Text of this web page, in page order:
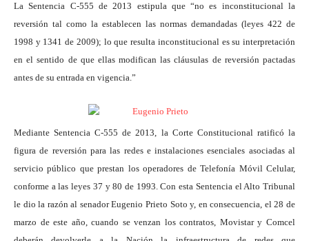
La Sentencia C-555 de 2013 estipula que “no es inconstitucional la
reversión tal como la establecen las normas demandadas (leyes 422 de
1998 y 1341 de 2009); lo que resulta inconstitucional es su interpretación
en el sentido de que ellas modifican las cláusulas de reversión pactadas
antes de su entrada en vigencia.”
Mediante Sentencia C-555 de 2013, la Corte Constitucional ratificó la
figura de reversión para las redes e instalaciones esenciales asociadas al
servicio público que prestan los operadores de Telefonía Móvil Celular,
conforme a las leyes 37 y 80 de 1993. Con esta Sentencia el Alto Tribunal
le dio la razón al senador Eugenio Prieto Soto y, en consecuencia, el 28 de
marzo de este año, cuando se venzan los contratos, Movistar y Comcel